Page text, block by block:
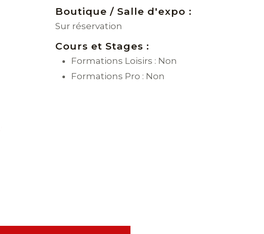
Boutique / Salle d'expo :
Sur réservation
Cours et Stages :
Formations Loisirs : Non
Formations Pro : Non